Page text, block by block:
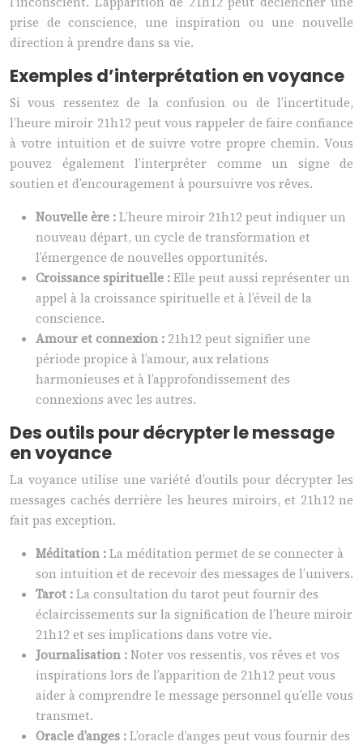
prise de conscience, une inspiration ou une nouvelle
direction à prendre dans sa vie.
Exemples d’interprétation en voyance
Si vous ressentez de la confusion ou de l’incertitude,
l’heure miroir 21h12 peut vous rappeler de faire confiance
à votre intuition et de suivre votre propre chemin. Vous
pouvez également l’interpréter comme un signe de
soutien et d’encouragement à poursuivre vos rêves.
Nouvelle ère :L’heure miroir 21h12 peut indiquer un
nouveau départ, un cycle de transformation et
l’émergence de nouvelles opportunités.
Croissance spirituelle :Elle peut aussi représenter un
appel à la croissance spirituelle et à l’éveil de la
conscience.
Amour et connexion : 21h12 peut signifier une
période propice à l’amour, aux relations
harmonieuses et à l’approfondissement des
connexions avec les autres.
Des outils pour décrypter le message
en voyance
La voyance utilise une variété d’outils pour décrypter les
messages cachés derrière les heures miroirs, et 21h12 ne
fait pas exception.
Méditation :La méditation permet de se connecter à
son intuition et de recevoir des messages de l’univers.
Tarot :La consultation du tarot peut fournir des
éclaircissements sur la signification de l’heure miroir
21h12 et ses implications dans votre vie.
Journalisation :Noter vos ressentis, vos rêves et vos
inspirations lors de l’apparition de 21h12 peut vous
aider à comprendre le message personnel qu’elle vous
transmet.
Oracle d’anges :L’oracle d’anges peut vous fournir des